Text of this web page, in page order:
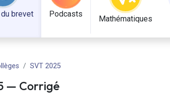
brevet Podcasts
Mathématiques
SVT 2025
— Corrigé